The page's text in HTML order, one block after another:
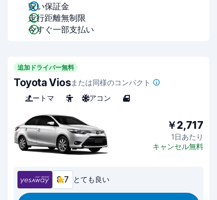
安い保証金
走行距離無制限
今すぐ一部支払い
追加ドライバー無料
Toyota Viosまたは同様のコンパクト
オートマ
5 エアコン 4
￥2,717
1日あたり
キャンセル無料
8.7 とても良い